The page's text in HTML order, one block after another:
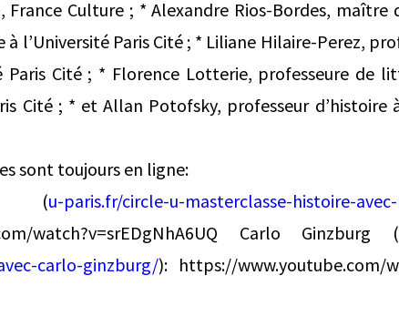
Culture ; * Alexandre Rios-Bordes, maître
l’Université Paris Cité ; * Liliane Hilaire-Perez,
Paris Cité ; * Florence Lotterie, professeure de
Cité ; * et Allan Potofsky, professeur d’histoire
sont toujours en ligne:
(u-paris.fr/circle-u-masterclasse-histoire-
watch?v=srEDgNhA6UQ Carlo Ginzburg (
carlo-ginzburg/): https://www.youtube.com/